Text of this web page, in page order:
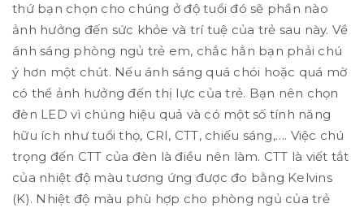
thứ bạn chọn cho chúng ở độ tuổi đó sẽ phần nào
ảnh hưởng đến sức khỏe và trí tuệ của trẻ sau này. Về
ánh sáng phòng ngủ trẻ em, chắc hẳn bạn phải chú
ý hơn một chút. Nếu ánh sáng quá chói hoặc quá mờ
có thể ảnh hưởng đến thị lực của trẻ. Bạn nên chọn
đèn LED vì chúng hiệu quả và có một số tính năng
hữu ích như tuổi thọ, CRI, CTT, chiếu sáng,…. Việc chú
trọng đến CTT của đèn là điều nên làm. CTT là viết tắt
của nhiệt độ màu tương ứng được đo bằng Kelvins
(K). Nhiệt độ màu phù hợp cho phòng ngủ của trẻ